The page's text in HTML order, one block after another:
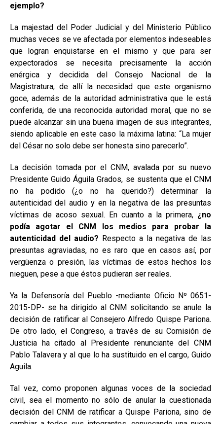
ejemplo?
La majestad del Poder Judicial y del Ministerio Público
muchas veces se ve afectada por elementos indeseables
que logran enquistarse en el mismo y que para ser
expectorados se necesita precisamente la acción
enérgica y decidida del Consejo Nacional de la
Magistratura, de allí la necesidad que este organismo
goce, además de la autoridad administrativa que le está
conferida, de una reconocida autoridad moral, que no se
puede alcanzar sin una buena imagen de sus integrantes,
siendo aplicable en este caso la máxima latina: “La mujer
del César no solo debe ser honesta sino parecerlo”.
La decisión tomada por el CNM, avalada por su nuevo
Presidente Guido Águila Grados, se sustenta que el CNM
no ha podido (¿o no ha querido?) determinar la
autenticidad del audio y en la negativa de las presuntas
víctimas de acoso sexual. En cuanto a la primera, ¿no
podía agotar el CNM los medios para probar la
autenticidad del audio? Respecto a la negativa de las
presuntas agraviadas, no es raro que en casos así, por
vergüenza o presión, las víctimas de estos hechos los
nieguen, pese a que éstos pudieran ser reales.
Ya la Defensoría del Pueblo -mediante Oficio Nº 0651-
2015-DP- se ha dirigido al CNM solicitando se anule la
decisión de ratificar al Consejero Alfredo Quispe Pariona.
De otro lado, el Congreso, a través de su Comisión de
Justicia ha citado al Presidente renunciante del CNM
Pablo Talavera y al que lo ha sustituido en el cargo, Guido
Aguila.
Tal vez, como proponen algunas voces de la sociedad
civil, sea el momento no sólo de anular la cuestionada
decisión del CNM de ratificar a Quispe Pariona, sino de